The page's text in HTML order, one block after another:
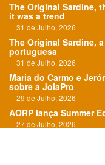
The Original Sardine,
it was a trend
31 de Julho, 2026
The Original Sardine,
portuguesa
31 de Julho, 2026
Maria do Carmo e
sobre a JoiaPro
29 de Julho, 2026
AORP lança Summer
27 de Julho, 2026